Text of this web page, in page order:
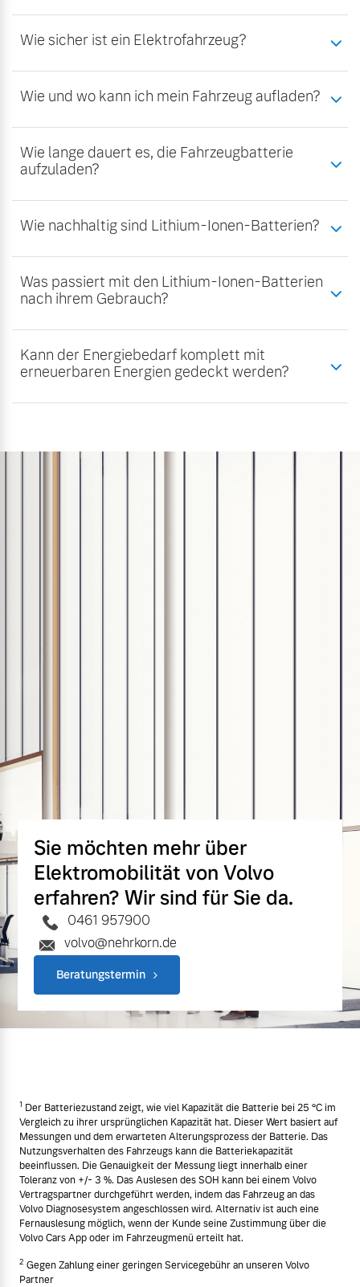
Wie sicher ist ein Elektrofahrzeug?
Wie und wo kann ich mein Fahrzeug aufladen?
Wie lange dauert es, die Fahrzeugbatterie
aufzuladen?
Wie nachhaltig sind Lithium-Ionen-Batterien?
Was passiert mit den Lithium-Ionen-Batterien
nach ihrem Gebrauch?
Kann der Energiebedarf komplett mit
erneuerbaren Energien gedeckt werden?
Sie möchten mehr über
Elektromobilität von Volvo
erfahren? Wir sind für Sie da.
0461 957900
volvo@nehrkorn.de
Beratungstermin
1 Der Batteriezustand zeigt, wie viel Kapazität die Batterie bei 25 °C im
Vergleich zu ihrer ursprünglichen Kapazität hat. Dieser Wert basiert auf
Messungen und dem erwarteten Alterungsprozess der Batterie. Das
Nutzungsverhalten des Fahrzeugs kann die Batteriekapazität
beeinflussen. Die Genauigkeit der Messung liegt innerhalb einer
Toleranz von +/- 3 %. Das Auslesen des SOH kann bei einem Volvo
Vertragspartner durchgeführt werden, indem das Fahrzeug an das
Volvo Diagnosesystem angeschlossen wird. Alternativ ist auch eine
Fernauslesung möglich, wenn der Kunde seine Zustimmung über die
Volvo Cars App oder im Fahrzeugmenü erteilt hat.
2 Gegen Zahlung einer geringen Servicegebühr an unseren Volvo
Partner